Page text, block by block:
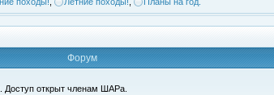
Форум
Доступ открыт членам ШАРа.